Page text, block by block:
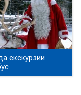
екскурзии